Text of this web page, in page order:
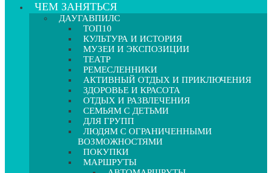
ЧЕМ ЗАНЯТЬСЯ
ДАУГАВПИЛС
ТОП10
КУЛЬТУРА И ИСТОРИЯ
МУЗЕИ И ЭКСПОЗИЦИИ
ТЕАТР
РЕМЕСЛЕННИКИ
АКТИВНЫЙ ОТДЫХ И ПРИКЛЮЧЕНИЯ
ЗДОРОВЬЕ И КРАСОТА
ОТДЫХ И РАЗВЛЕЧЕНИЯ
СЕМЬЯМ С ДЕТЬМИ
ДЛЯ ГРУПП
ЛЮДЯМ С ОГРАНИЧЕННЫМИ
ВОЗМОЖНОСТЯМИ
ПОКУПКИ
МАРШРУТЫ